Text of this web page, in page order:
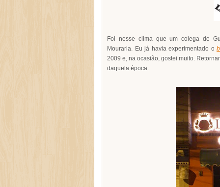
Foi nesse clima que um colega de
Mouraria. Eu já havia experimentado o
2009 e, na ocasião, gostei muito.
daquela época.